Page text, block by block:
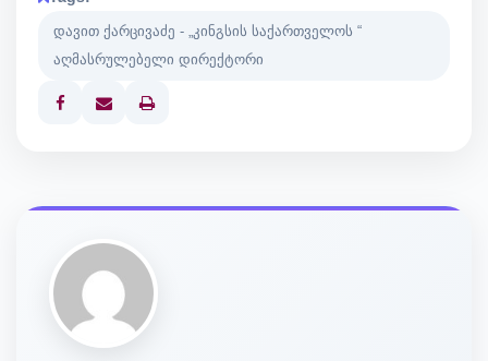
დავით ქარცივაძე - „კინგსის საქართველოს “
აღმასრულებელი დირექტორი
Print